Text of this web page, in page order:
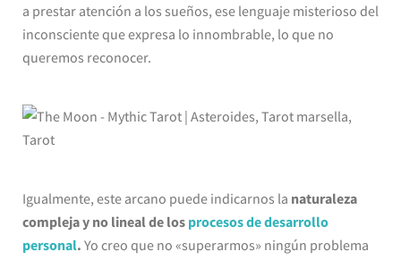
a prestar atención a los sueños, ese lenguaje misterioso del
inconsciente que expresa lo innombrable, lo que no
queremos reconocer.
Igualmente, este arcano puede indicarnos la naturaleza
compleja y no lineal de los procesos de desarrollo
personal. Yo creo que no «superarmos» ningún problema